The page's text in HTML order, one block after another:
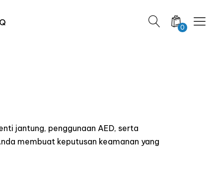
0
jantung, penggunaan AED, serta
membuat keputusan keamanan yang